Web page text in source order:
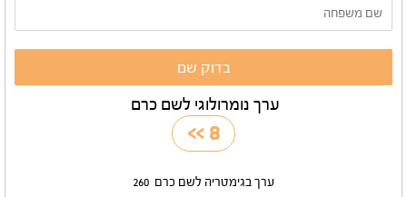
ערך נומרולוגי לשם כרם
8
>>
ערך בגימטריה לשם כרם 260